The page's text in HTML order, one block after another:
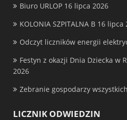
Biuro URLOP 16 lipca 2026
KOLONIA SZPITALNA B 16 lipca
Odczyt liczników energii
Festyn z okazji Dnia Dziecka w
2026
Zebranie gospodarzy
LICZNIK ODWIEDZIN